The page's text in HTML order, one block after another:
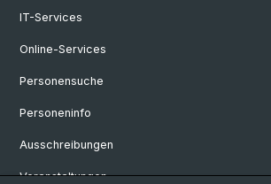
IT-Services
Online-Services
Personensuche
Personeninfo
Ausschreibungen
Veranstaltungen